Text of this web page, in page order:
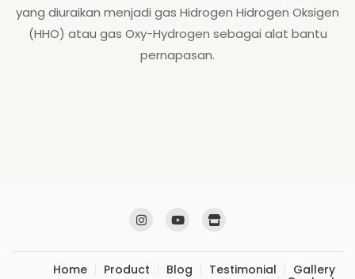
yang diuraikan menjadi gas Hidrogen Hidrogen Oksigen
(HHO) atau gas Oxy-Hydrogen sebagai alat bantu
pernapasan.
Home Product Blog Testimonial Gallery